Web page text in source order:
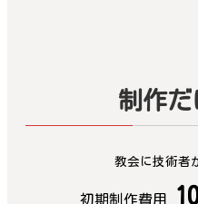
制作だ
教会に技術者
初期制作費用